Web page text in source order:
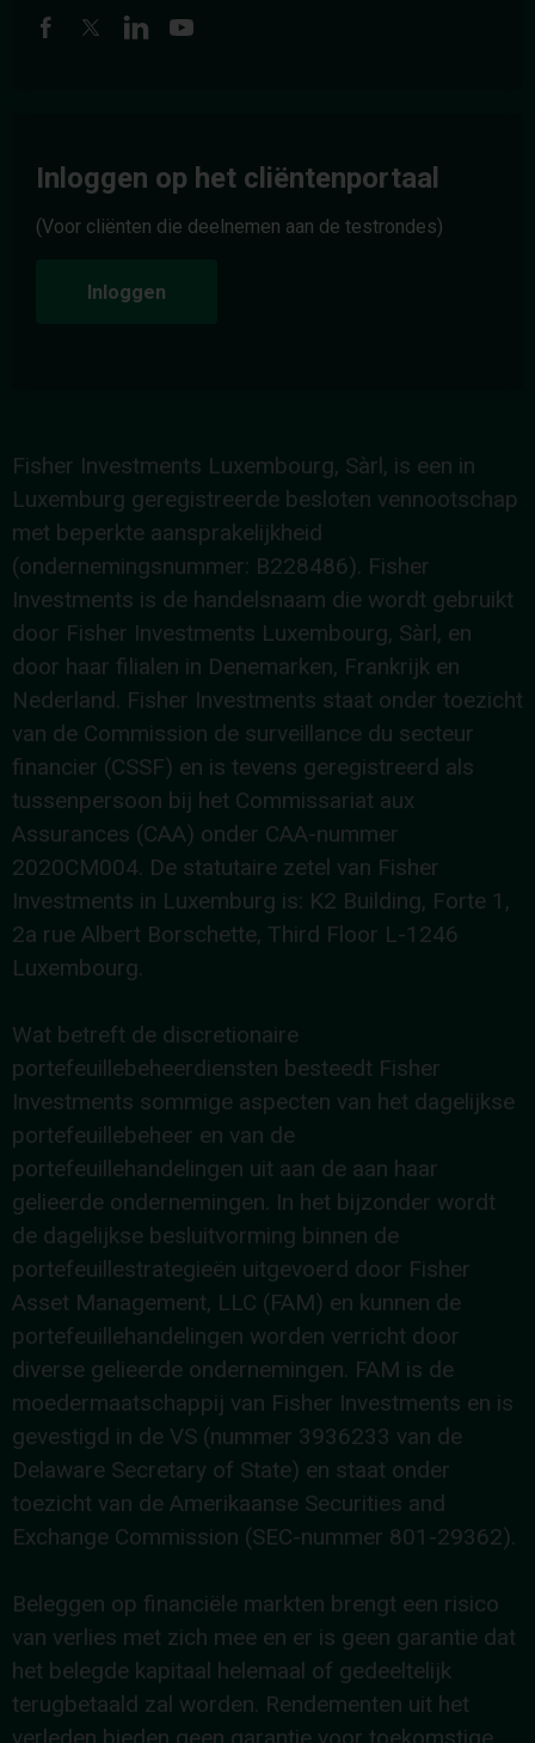
Inloggen op het cliëntenportaal
(Voor cliënten die deelnemen aan de testrondes)
Inloggen
Fisher Investments Luxembourg, Sàrl, is een in
Luxemburg geregistreerde besloten vennootschap
met beperkte aansprakelijkheid
(ondernemingsnummer: B228486). Fisher
Investments is de handelsnaam die wordt gebruikt
door Fisher Investments Luxembourg, Sàrl, en
door haar filialen in Denemarken, Frankrijk en
Nederland. Fisher Investments staat onder toezicht
van de Commission de surveillance du secteur
financier (CSSF) en is tevens geregistreerd als
tussenpersoon bij het Commissariat aux
Assurances (CAA) onder CAA-nummer
2020CM004. De statutaire zetel van Fisher
Investments in Luxemburg is: K2 Building, Forte 1,
2a rue Albert Borschette, Third Floor L-1246
Luxembourg.
Wat betreft de discretionaire
portefeuillebeheerdiensten besteedt Fisher
Investments sommige aspecten van het dagelijkse
portefeuillebeheer en van de
portefeuillehandelingen uit aan de aan haar
gelieerde ondernemingen. In het bijzonder wordt
de dagelijkse besluitvorming binnen de
portefeuillestrategieën uitgevoerd door Fisher
Asset Management, LLC (FAM) en kunnen de
portefeuillehandelingen worden verricht door
diverse gelieerde ondernemingen. FAM is de
moedermaatschappij van Fisher Investments en is
gevestigd in de VS (nummer 3936233 van de
Delaware Secretary of State) en staat onder
toezicht van de Amerikaanse Securities and
Exchange Commission (SEC-nummer 801-29362).
Beleggen op financiële markten brengt een risico
van verlies met zich mee en er is geen garantie dat
het belegde kapitaal helemaal of gedeeltelijk
terugbetaald zal worden. Rendementen uit het
verleden bieden geen garantie voor toekomstige